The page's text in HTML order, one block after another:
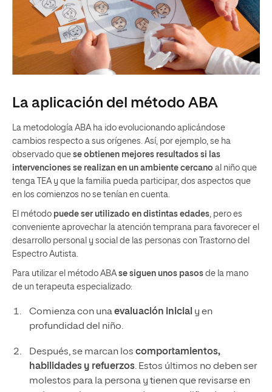
La aplicación del método ABA
La metodología ABA ha ido evolucionando aplicándose
cambios respecto a sus orígenes. Así, por ejemplo, se ha
observado que se obtienen mejores resultados si las
intervenciones se realizan en un ambiente cercano al niño que
tenga TEA y que la familia pueda participar, dos aspectos que
en los comienzos no se tenían en cuenta.
El método puede ser utilizado en distintas edades, pero es
conveniente aprovechar la atención temprana para favorecer el
desarrollo personal y social de las personas con Trastorno del
Espectro Autista.
Para utilizar el método ABAse siguen unos pasos de la mano
de un terapeuta especializado:
Comienza con unaevaluación inicial y en
profundidad del niño.
Después, se marcan los comportamientos,
habilidades y refuerzos. Estos últimos no deben ser
molestos para la persona y tienen que revisarse en